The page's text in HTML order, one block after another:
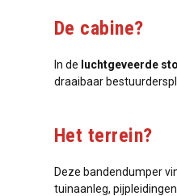
De cabine?
In de luchtgeveerde
draaibaar
Het terrein?
Deze bandendumper
tuinaanleg,